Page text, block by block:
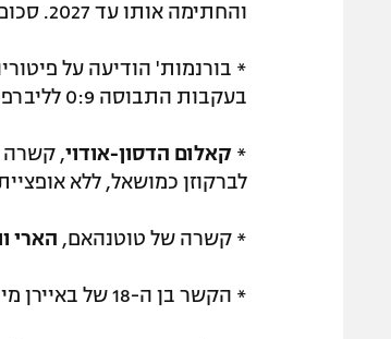
והחתימה אותו עד 2027. סכום העסקה: כ-50 מיליון יורו.
* בורנמות' הודיעה על
בעקבות התבוסה 0:9 לליברפול במחזור האחרון. גארי אוניל מונה זמנית למאמן הקבוצה.
* קאלום הדסון-אודוי, קשרה
לברקוזן כמושאל, ללא
* קשרה של טוטנהאם, הארי
* הקשר בן ה-18 של באיירן מינכן,